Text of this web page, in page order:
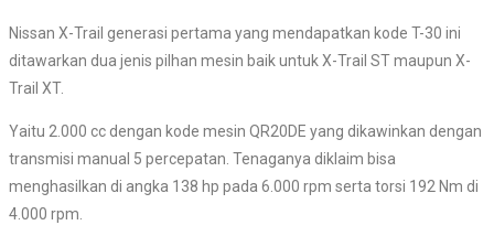
Nissan X-Trail generasi pertama yang mendapatkan kode T-30 ini
ditawarkan dua jenis pilhan mesin baik untuk X-Trail ST maupun X-
Trail XT.
Yaitu 2.000 cc dengan kode mesin QR20DE yang dikawinkan dengan
transmisi manual 5 percepatan. Tenaganya diklaim bisa
menghasilkan di angka 138 hp pada 6.000 rpm serta torsi 192 Nm di
4.000 rpm.